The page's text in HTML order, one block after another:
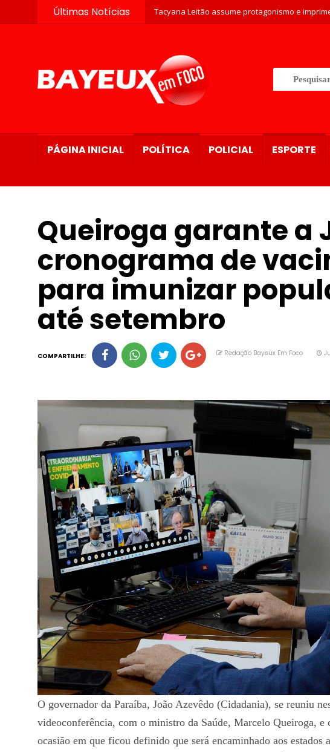
Últimas Notícias Tacyana Leitão assume protagonismo e
PÁGINA INICIAL POLÍTICA POLICIAL ESPORTE
Queiroga garante a
cronograma de
para imunizar
até setembro
COMPARTILHE: Redação Bayeux Em Foco
O governador da Paraíba, João Azevêdo (Cidadania), se reuniu
videoconferência, com o ministro da Saúde, Marcelo Queiroga, e
ocasião em que ficou definido que será encaminhado aos